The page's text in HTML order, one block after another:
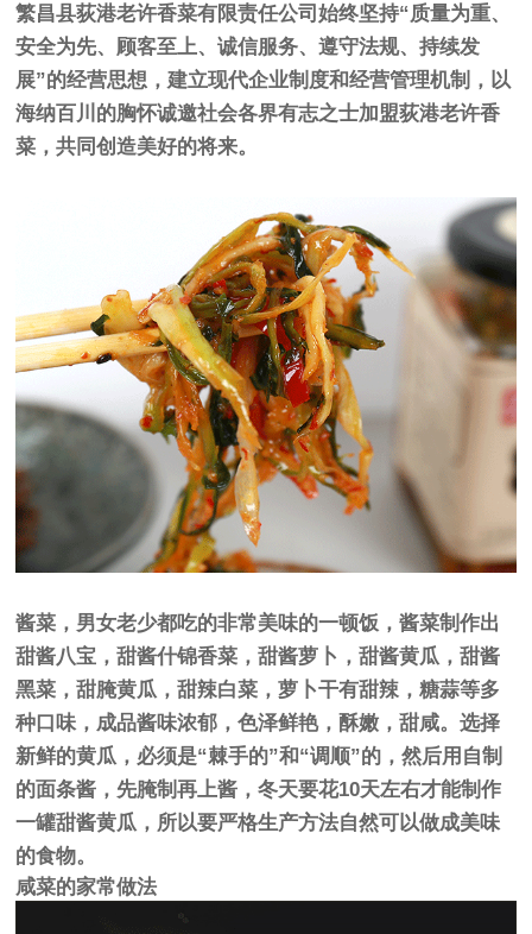
繁昌县荻港老许香菜有限责任公司始终坚持“质量为重、
安全为先、顾客至上、诚信服务、遵守法规、持续发
展”的经营思想，建立现代企业制度和经营管理机制，以
海纳百川的胸怀诚邀社会各界有志之士加盟荻港老许香
菜，共同创造美好的将来。
酱菜，男女老少都吃的非常美味的一顿饭，酱菜制作出
甜酱八宝，甜酱什锦香菜，甜酱萝卜，甜酱黄瓜，甜酱
黑菜，甜腌黄瓜，甜辣白菜，萝卜干有甜辣，糖蒜等多
种口味，成品酱味浓郁，色泽鲜艳，酥嫩，甜咸。选择
新鲜的黄瓜，必须是“棘手的”和“调顺”的，然后用自制
的面条酱，先腌制再上酱，冬天要花10天左右才能制作
一罐甜酱黄瓜，所以要严格生产方法自然可以做成美味
的食物。
咸菜的家常做法